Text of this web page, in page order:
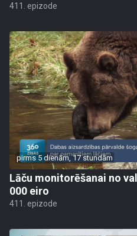
411. epizode
pirms 5 dienām, 17 stundām
Lāču monitorēšanai no
000 eiro
411. epizode